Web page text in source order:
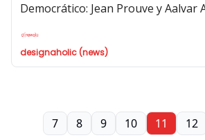
Democrático: Jean Prouve y Aalvar
designaholic (news)
7 8 9 10 11 12